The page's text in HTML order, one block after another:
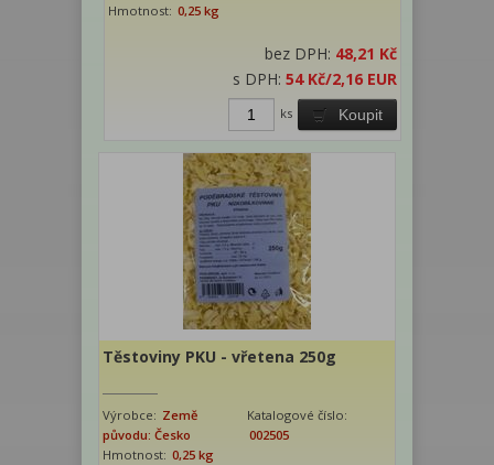
Hmotnost: 0,25 kg
bez DPH: 48,21 Kč
s DPH:54 Kč/2,16 EUR
Koupit
ks
Těstoviny PKU - vřetena 250g
Výrobce: Země
původu: Česko
Katalogové číslo:
002505
Hmotnost: 0,25 kg